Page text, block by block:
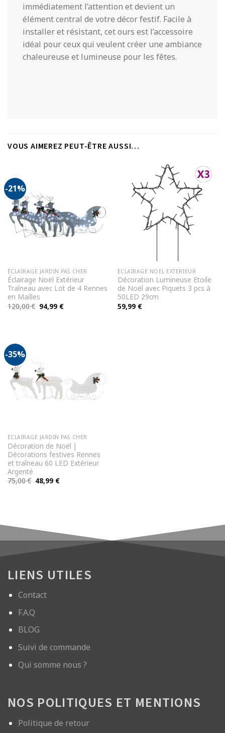
immédiatement l’attention et devient un
élément central de votre décor festif. Facile à
installer et résistant, cet ours est l’accessoire
idéal pour ceux qui veulent créer une ambiance
chaleureuse et lumineuse pour les fêtes.
VOUS AIMEREZ PEUT-ÊTRE AUSSI…
-21%
ÉCLAIRAGE JARDIN PAS CHER
Éclairage Noël Extérieur
Traîneau avec Lot de 4 Rennes
en Mailles
120,00€ Le
prix
94,99 €Le
prix
ECLAIRAGE NOEL EXTERIEUR
Décoration Lumineuse Etoile
de Noël avec Piquets 3 pcs à
50LED 29cm
59,99 €
-35%
ÉCLAIRAGE JARDIN PAS CHER
Décoration de Noël |
Décorations festives Rennes
et traîneau 60 LED Extérieur
Argenté
75,00€ Le
prix
48,99 €Le
LIENS UTILES
Contact
F.A.Q
BLOG
Suivi de commande
Qui somme nous ?
NOS POLITIQUES ET MENTIONS
Politique de retour